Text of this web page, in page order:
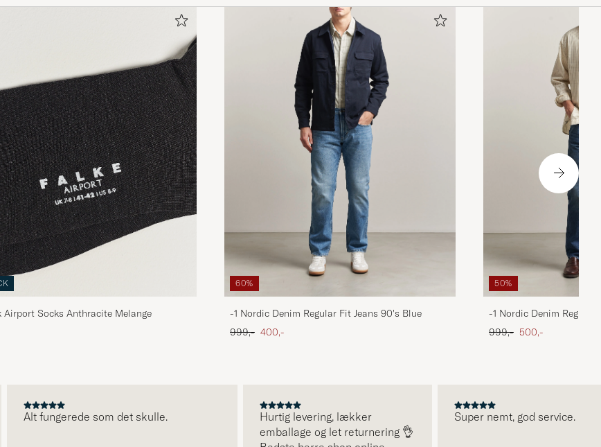
Airport Socks Anthracite Melange
60%
-1 Nordic Denim Regular Fit Jeans 90's Blue
Ordinary pris
999,- Nedsat pris
400,-
50%
-1 Nordic Denim Regular
Ordinary pris
999,- Nedsat pris
500,-
Alt fungerede som det skulle.
Hurtig levering, lækker
emballage og let returnering 👌
Super nemt, god service.